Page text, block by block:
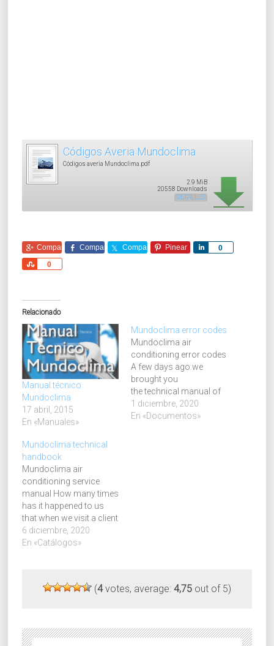
Códigos Averia Mundoclima
Códigos averia Mundoclima.pdf
2.9 MiB
20558 Downloads
DETALLES
Comparte Comparte Comparte Pinear 0
Comparte
0
Comparte
Relacionado
Manual técnico
Mundoclima
17 abril, 2015
En «Manuales»
Mundoclima error codes
Mundoclima air
conditioning error codes
A few days ago we
brought you
the technical manual of
Mundoclima. It detailed
all the data related to the
1 diciembre, 2020
En «Documentos»
Mundoclima technical
handbook
Mundoclima air
conditioning service
manual How many times
has it happened to us
that when we visit a client
and arrive at his house to
make the repair or
type of error, giving us in
6 diciembre, 2020
En «Catálogos»
(4votes, average: 4,75out of 5)